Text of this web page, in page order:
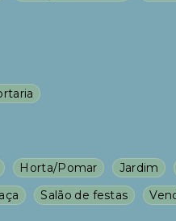
Horta/Pomar Jardim
Salão de festas